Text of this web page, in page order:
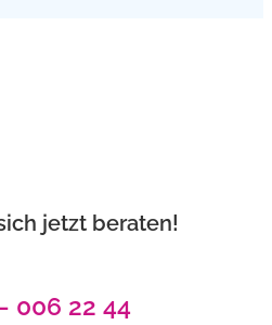
jetzt beraten!
006 22 44